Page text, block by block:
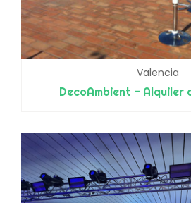
Valencia
DecoAmbient - Alquiler